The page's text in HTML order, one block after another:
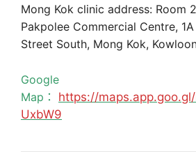
Mong Kok clinic address: Room 2
Pakpolee Commercial Centre,
Street South, Mong Kok,
Google
Map： https://
UxbW9